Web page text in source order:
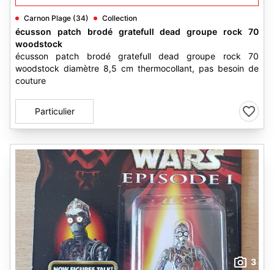
Carnon Plage (34) Collection
écusson patch brodé gratefull dead groupe rock 70
woodstock
écusson patch brodé gratefull dead groupe rock 70
woodstock diamètre 8,5 cm thermocollant, pas besoin de
couture
Particulier
3